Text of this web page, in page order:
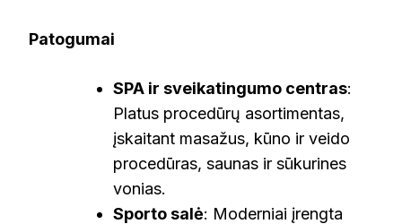
Patogumai
SPA ir sveikatingumo centras:
Platus procedūrų asortimentas,
įskaitant masažus, kūno ir veido
procedūras, saunas ir sūkurines
vonias.
Sporto salė: Moderniai įrengta